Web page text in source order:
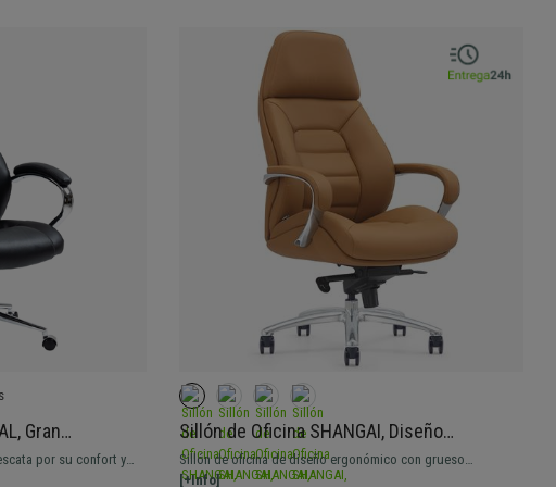
Gran
en Piel
por su confort y
y grueso acolchado
Sillón de Oficina SHANGAI, Diseño
Exclusivo, Grueso Acolchado, en Piel
Natural color Marrón Claro
Sillón de oficina de diseño ergonómico con grueso
acolchado. Muy elegante, con costuras vistas. Fabricada con
[+Info]